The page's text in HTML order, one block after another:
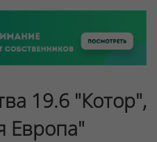
19.6 "Котор",
Европа"